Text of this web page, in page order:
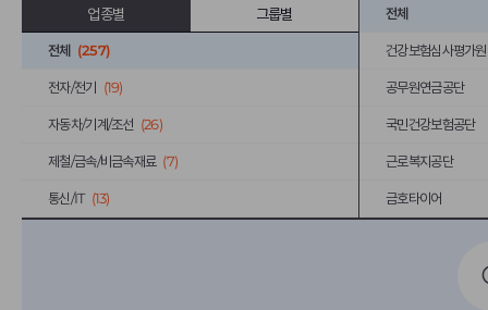
업종별 그룹별
전체 (257)
전자/전기 (19)
자동차/기계/조선 (26)
제철/금속/비금속재료 (7)
통신/IT (13)
전체
건강보험심사평가원
공무원연금공단
국민건강보험공단
근로복지공단
금호타이어
대한무역투자진흥